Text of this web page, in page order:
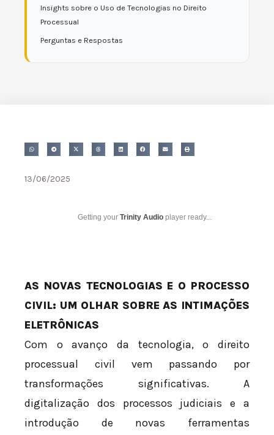
Insights sobre o Uso de Tecnologias no Direito
Processual
Perguntas e Respostas
13/06/2025
Getting your Trinity Audio player ready...
AS NOVAS TECNOLOGIAS E O PROCESSO
CIVIL: UM OLHAR SOBRE AS INTIMAÇÕES
ELETRÔNICAS
Com o avanço da tecnologia, o direito
processual civil vem passando por
transformações significativas. A
digitalização dos processos judiciais e a
introdução de novas ferramentas